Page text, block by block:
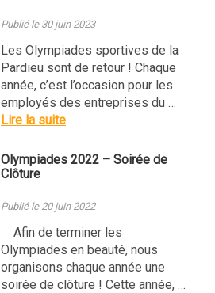
Publié le 30 juin 2023
Les Olympiades sportives de la
Pardieu sont de retour ! Chaque
année, c’est l’occasion pour les
employés des entreprises du …
Lire la suite
Olympiades 2022 – Soirée de
Clôture
Publié le 20 juin 2022
Afin de terminer les
Olympiades en beauté, nous
organisons chaque année une
soirée de clôture ! Cette année, …